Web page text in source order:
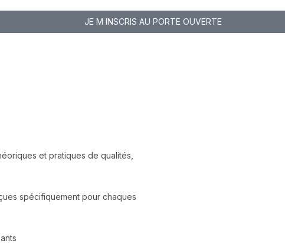
JE M INSCRIS AU PORTE OUVERTE
et pratiques de qualités,
spécifiquement pour chaques